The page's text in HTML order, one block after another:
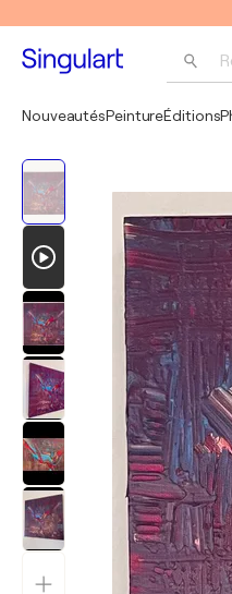
NouveautésPeintureÉditions